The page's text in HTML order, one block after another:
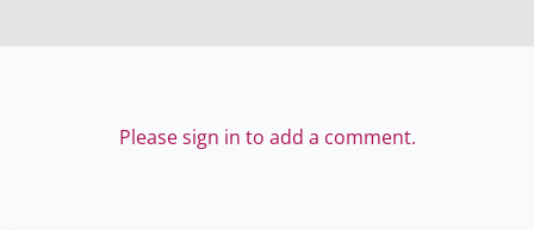
Please sign in to add a comment.